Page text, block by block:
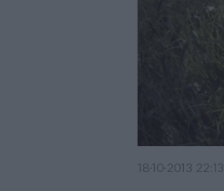
18·10·2013 22:13